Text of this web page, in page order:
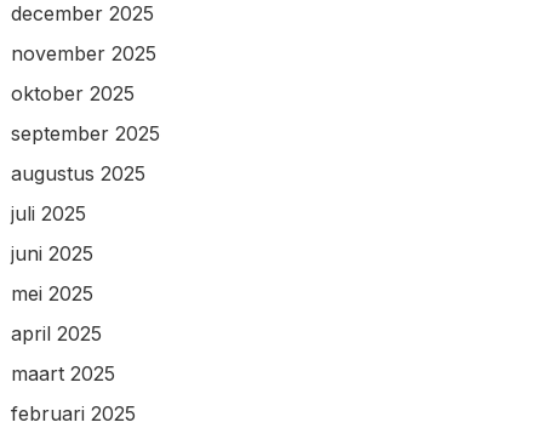
december 2025
november 2025
oktober 2025
september 2025
augustus 2025
juli 2025
juni 2025
mei 2025
april 2025
maart 2025
februari 2025